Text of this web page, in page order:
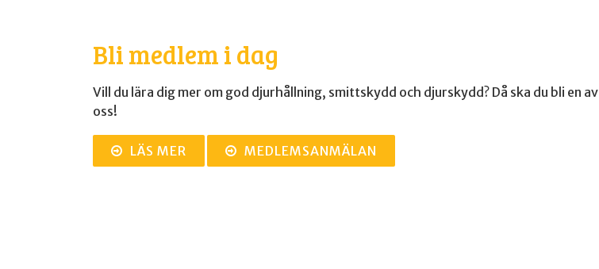
Bli medlem i dag
Vill du lära dig mer om god djurhållning, smittskydd och djurskydd? Då ska du bli en av
oss!
LÄS MER MEDLEMSANMÄLAN